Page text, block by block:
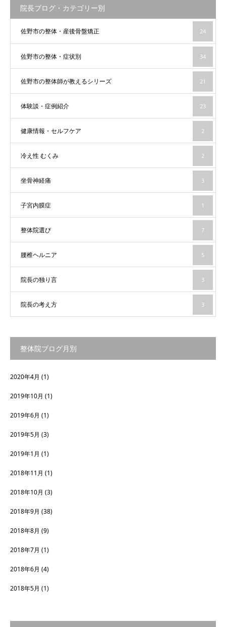
院長ブログ・カテゴリー別
佐野市の整体・産後骨盤矯正 24
佐野市の整体・症状別 34
佐野市の整体師が教えるシリーズ 21
体験談・症例紹介 23
健康情報・セルフケア 2
冷え性 むくみ 2
坐骨神経痛 3
子宮内膜症 1
整体院選び 7
腰椎ヘルニア 5
院長の独り言 3
院長の考え方 3
整体院ブログ月別
2020年4月 (1)
2019年10月 (1)
2019年6月 (1)
2019年5月 (3)
2019年1月 (1)
2018年11月 (1)
2018年10月 (3)
2018年9月 (38)
2018年8月 (9)
2018年7月 (1)
2018年6月 (4)
2018年5月 (1)